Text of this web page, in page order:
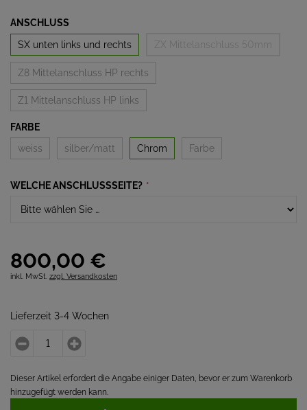
ANSCHLUSS
SX unten links und rechts
ZX Mittelanschluss 50mm
Z8 Mittelanschluss HP rechts
Z1 Mittelanschluss HP links
FARBE
weiss
silber/matt Chrom Farbe
WELCHE ANSCHLUSSSEITE? *
800,00 €
inkl. MwSt. zzgl. Versandkosten
Lieferzeit 3-4 Wochen
Dieser Artikel erfordert die Angabe einiger Daten, bevor er zum Warenkorb
hinzugefügt werden kann.